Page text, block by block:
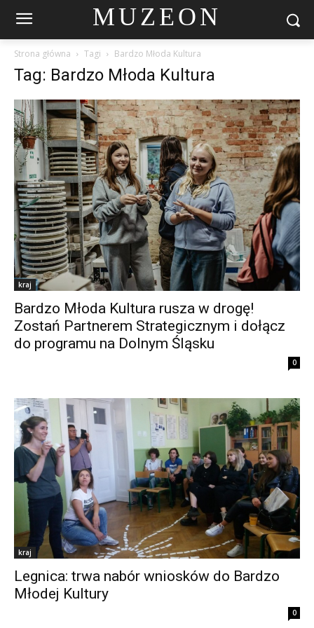
MUZEON
Strona główna Tagi Bardzo Młoda Kultura
Tag: Bardzo Młoda Kultura
kraj
Bardzo Młoda Kultura rusza w drogę!
Zostań Partnerem Strategicznym i dołącz
do programu na Dolnym Śląsku
0
kraj
Legnica: trwa nabór wniosków do Bardzo
Młodej Kultury
0